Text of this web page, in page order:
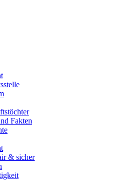
Fakten
& sicher